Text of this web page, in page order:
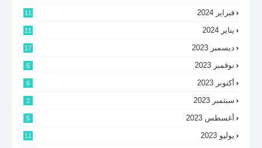
فبراير 2024 11
يناير 2024 11
ديسمبر 2023 17
نوفمبر 2023 6
أكتوبر 2023 6
سبتمبر 2023 2
أغسطس 2023 5
يوليو 2023 11